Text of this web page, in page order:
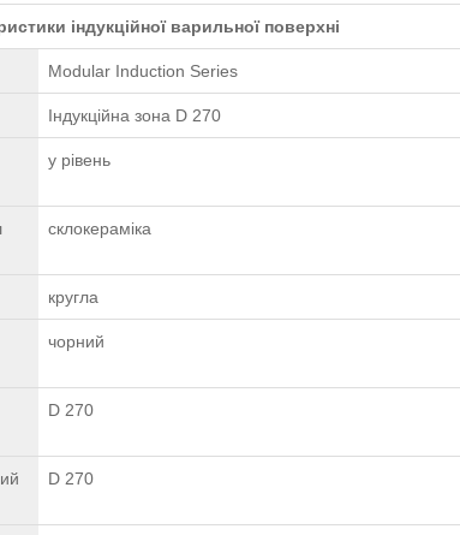
індукційної варильної поверхні
Modular Induction Series
Індукційна зона D 270
у рівень
склокераміка
кругла
чорний
D 270
D 270